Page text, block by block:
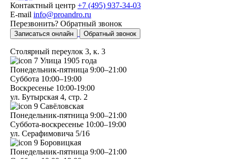
Контактный центр +7 (495) 937-34-03
E-mail info@proandro.ru
Перезвонить? Обратный звонок
Записаться онлайн Обратный звонок
Столярный переулок 3, к. 3
7 Улица 1905 года
Понедельник-пятница 9:00–21:00
Суббота 10:00–19:00
Воскресенье 10:00-19:00
ул. Бутырская 4, стр. 2
9 Савёловская
Понедельник-пятница 9:00–21:00
Суббота-воскресенье 10:00–19:00
ул. Серафимовича 5/16
9 Боровицкая
Понедельник-пятница 9:00–21:00